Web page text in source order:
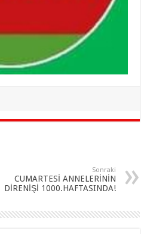
Sonraki
CUMARTESİ ANNELERİNİN
DİRENİŞİ 1000.HAFTASINDA!